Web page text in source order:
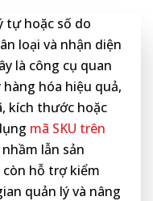
tự hoặc số do
loại và nhận diện
là công cụ quan
hóa hiệu quả,
kích thước hoặc
mã SKU trên
lẫn sản
hỗ trợ kiểm
quản lý và nâng